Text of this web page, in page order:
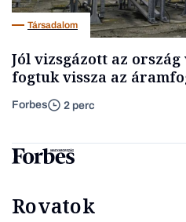
Társadalom
Jól vizsgázott az
fogtuk vissza az
Forbes 2 perc
Rovatok